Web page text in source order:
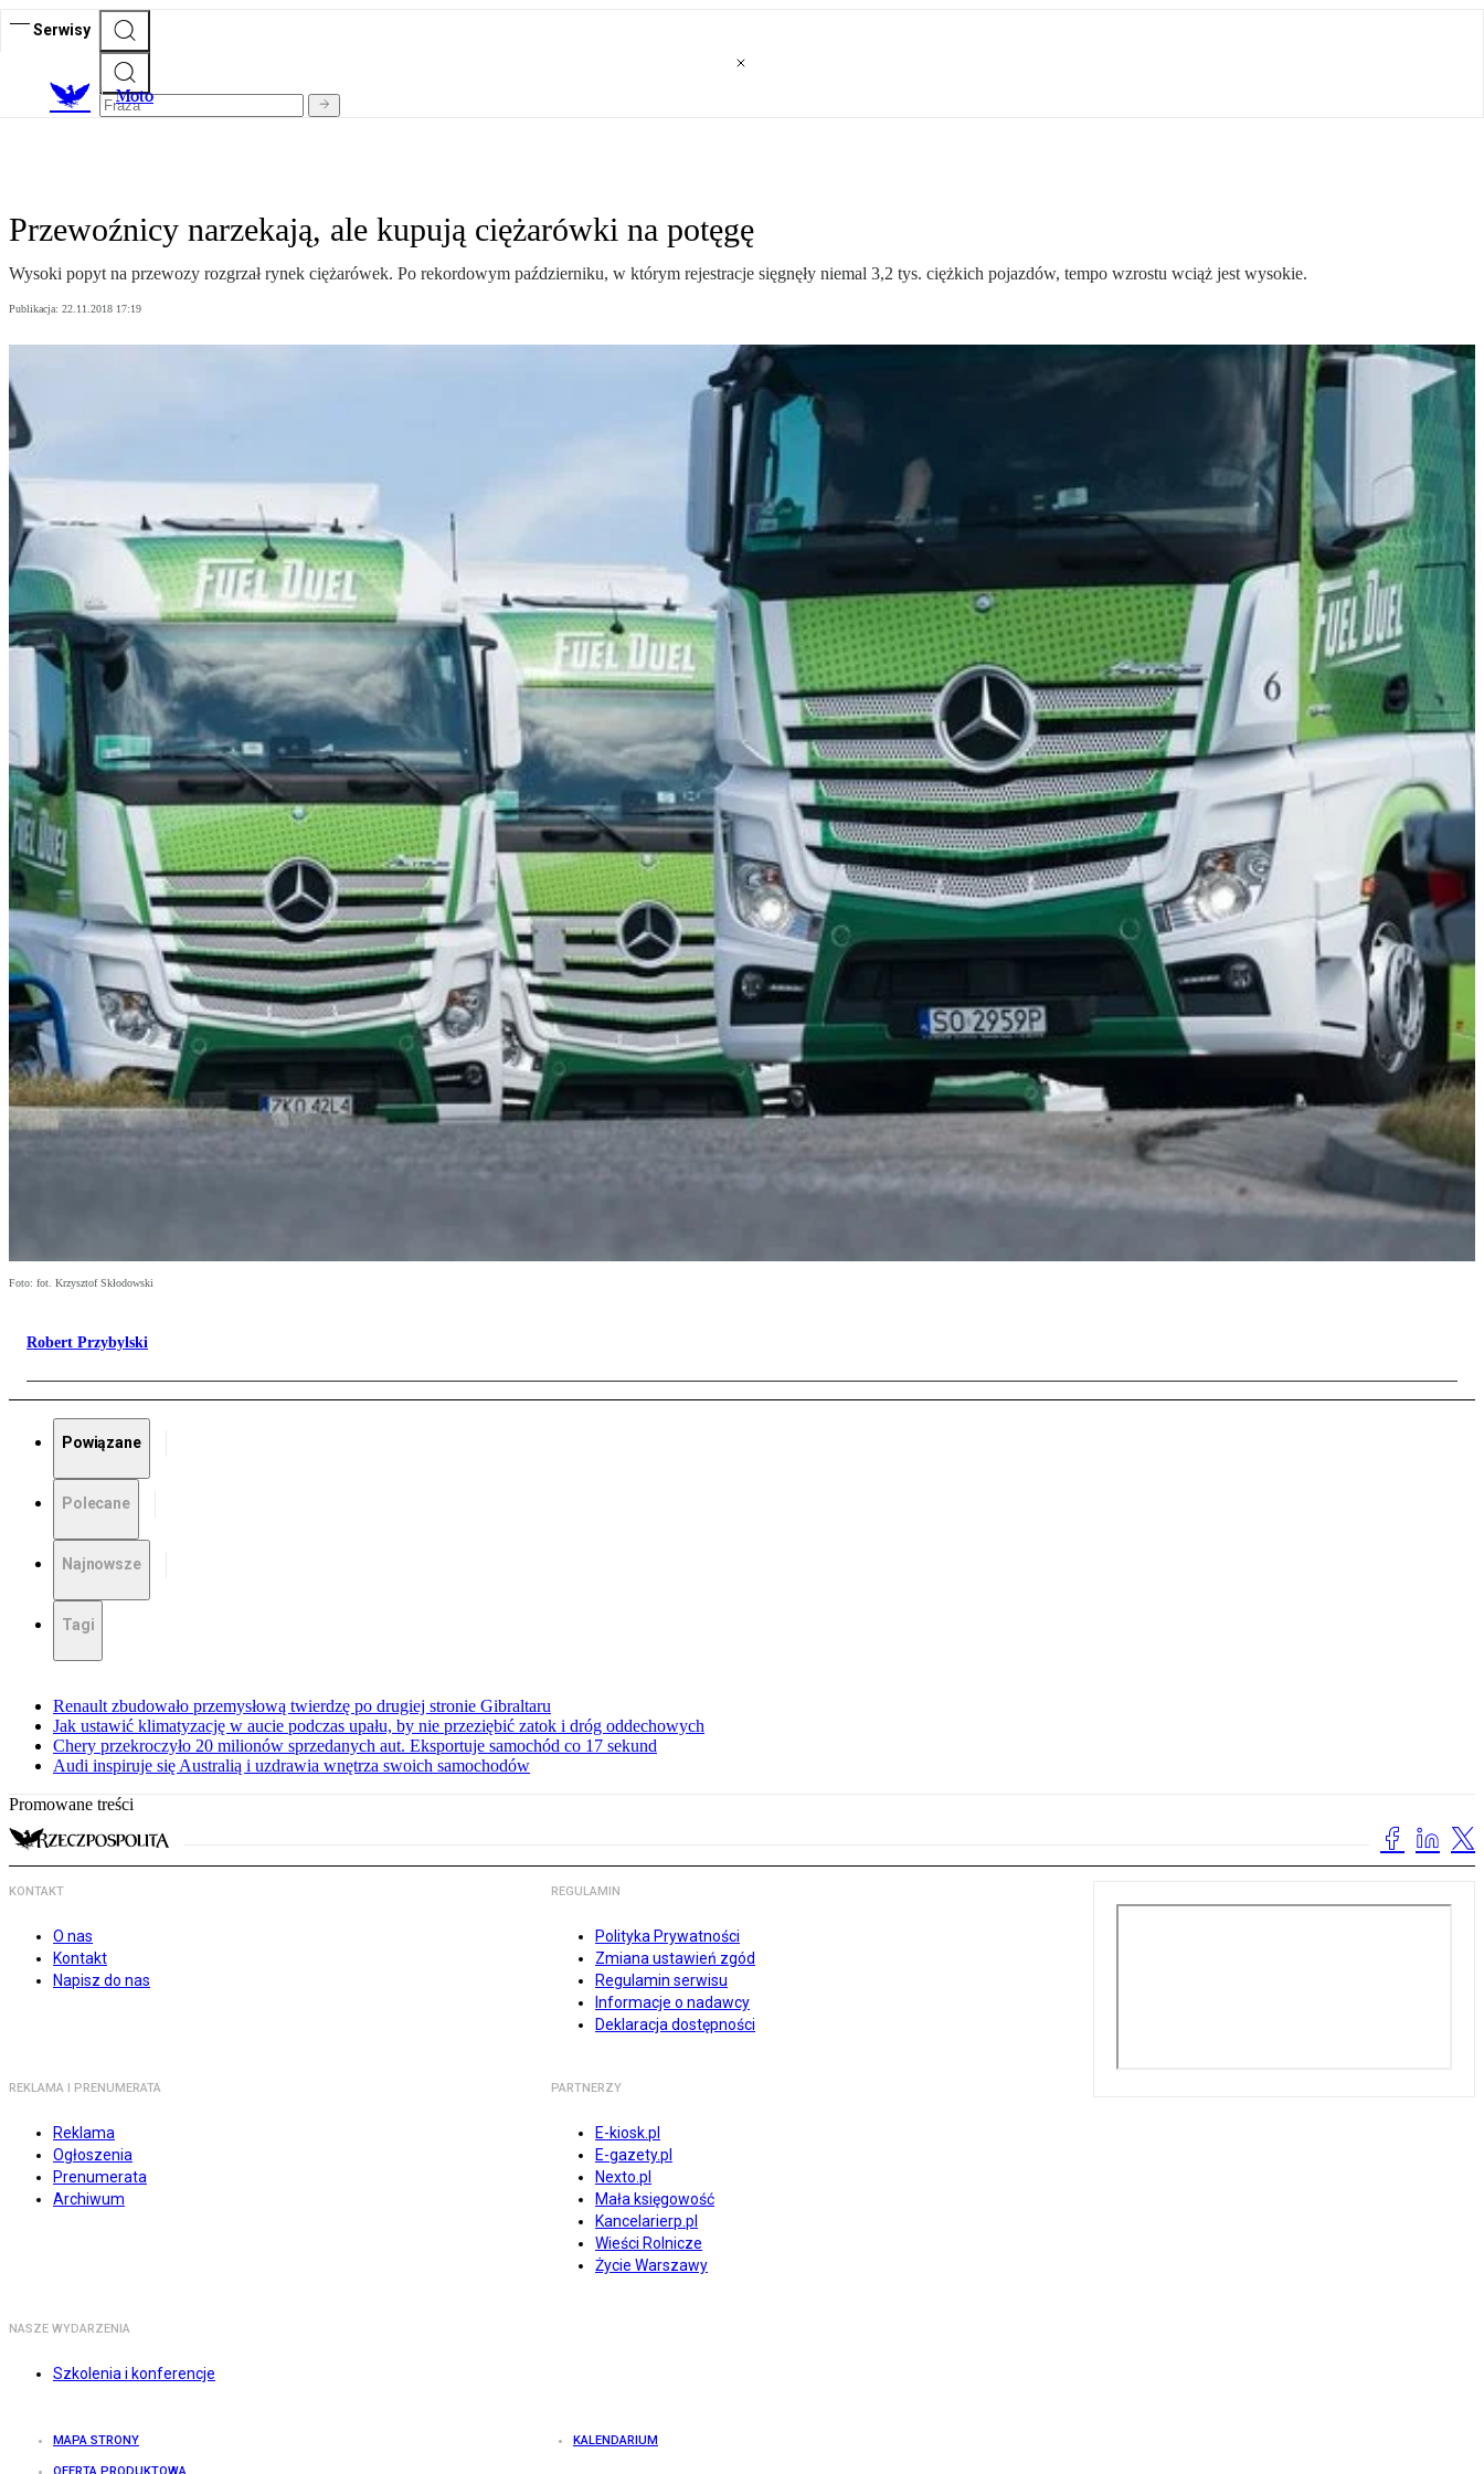
Serwisy
Moto
Przewoźnicy narzekają, ale kupują ciężarówki na potęgę
Wysoki popyt na przewozy rozgrzał rynek ciężarówek. Po rekordowym październiku, w którym rejestracje sięgnęły niemal 3,2 tys. ciężkich pojazdów, tempo wzrostu wciąż jest wysokie.
Publikacja: 22.11.2018 17:19
Foto: fot. Krzysztof Skłodowski
Robert Przybylski
Powiązane
Polecane
Najnowsze
Tagi
Renault zbudowało przemysłową twierdzę po drugiej stronie Gibraltaru
Jak ustawić klimatyzację w aucie podczas upału, by nie przeziębić zatok i dróg oddechowych
Chery przekroczyło 20 milionów sprzedanych aut. Eksportuje samochód co 17 sekund
Audi inspiruje się Australią i uzdrawia wnętrza swoich samochodów
Promowane treści
KONTAKT
O nas
Kontakt
Napisz do nas
REGULAMIN
Polityka Prywatności
Zmiana ustawień zgód
Regulamin serwisu
Informacje o nadawcy
Deklaracja dostępności
REKLAMA I PRENUMERATA
Reklama
Ogłoszenia
Prenumerata
Archiwum
PARTNERZY
E-kiosk.pl
E-gazety.pl
Nexto.pl
Mała księgowość
Kancelarierp.pl
Wieści Rolnicze
Życie Warszawy
NASZE WYDARZENIA
Szkolenia i konferencje
MAPA STRONY KALENDARIUM